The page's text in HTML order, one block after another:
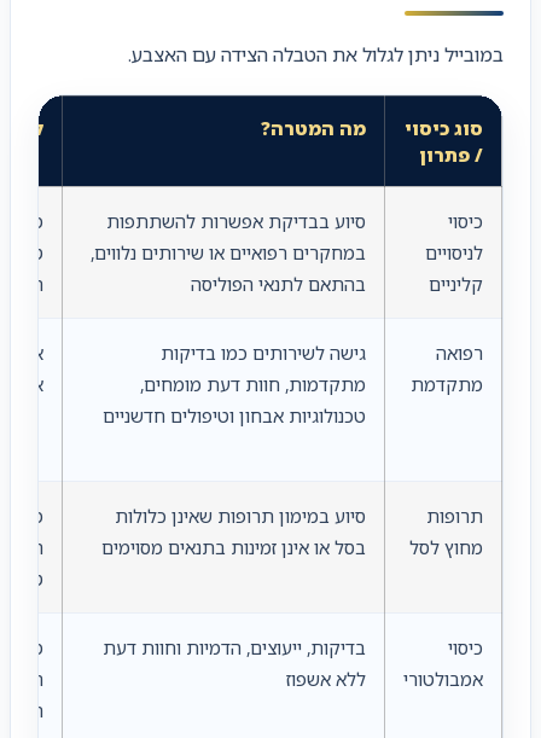
במובייל ניתן לגלול את הטבלה הצידה עם האצבע.
סוג כיסוי
/ פתרון
מה המטרה? למי
כיסוי
לניסויים
קליניים
סיוע בבדיקת אפשרות להשתתפות
במחקרים רפואיים או שירותים נלווים,
בהתאם לתנאי הפוליסה
מי
רפואה
מתקדמת
גישה לשירותים כמו בדיקות
מתקדמות, חוות דעת מומחים,
טכנולוגיות אבחון וטיפולים חדשניים
תרופות
מחוץ לסל
סיוע במימון תרופות שאינן כלולות
בסל או אינן זמינות בתנאים מסוימים
מי
כיסוי
אמבולטורי
בדיקות, ייעוצים, הדמיות וחוות דעת
ללא אשפוז